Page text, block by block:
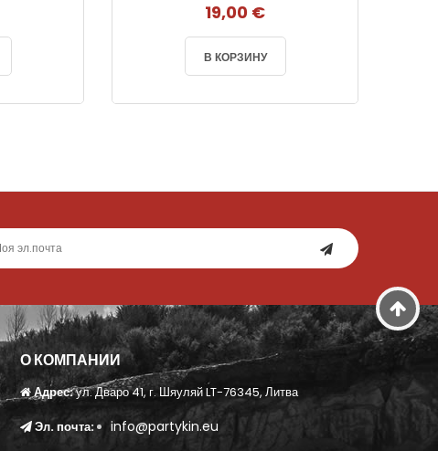
19,00 €
В КОРЗИНУ
О КОМПАНИИ
Адрес:ул. Дваро 41, г. Шяуляй LT-76345, Литва
Эл. почта:
info@partykin.eu